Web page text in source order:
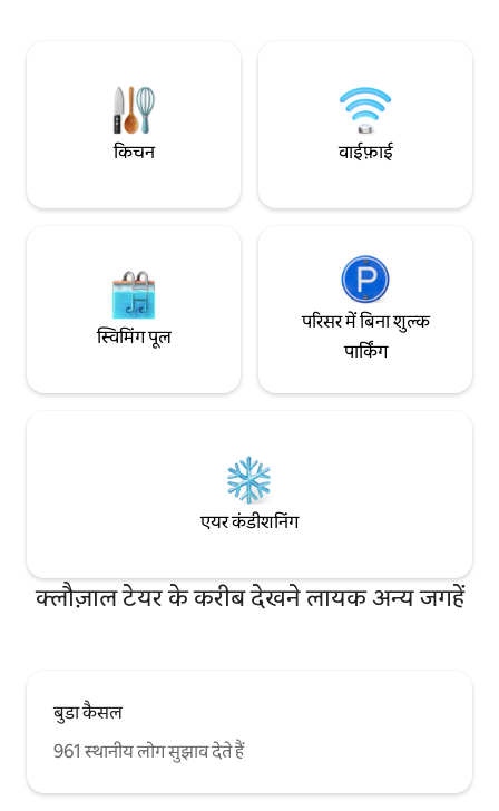
किचन वाईफ़ाई
स्विमिंग पूल
परिसर में बिना शुल्क
पार्किंग
एयर कंडीशनिंग
क्लौज़ाल टेयर के करीब देखने लायक अन्य जगहें
बुडा कैसल
961 स्थानीय लोग सुझाव देते हैं